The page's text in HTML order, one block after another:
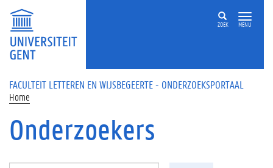
Overslaan en naar de inhoud gaan
ZOEK MENU
FACULTEIT LETTEREN EN WIJSBEGEERTE - ONDERZOEKSPORTAAL
Home
Onderzoekers